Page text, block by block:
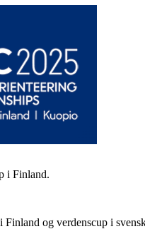
i Finland.
og verdenscup i